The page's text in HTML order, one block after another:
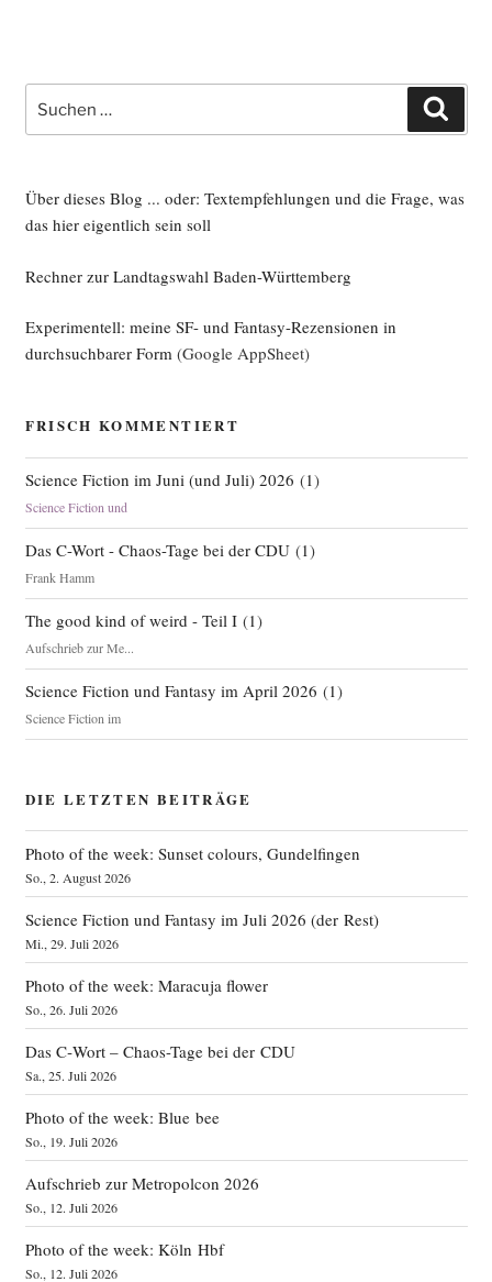
nach:
Über dieses Blog ... oder: Textempfehlungen und die Frage, was
das hier eigentlich sein soll
Rechner zur Landtagswahl Baden-Württemberg
Experimentell: meine SF- und Fantasy-Rezensionen in
durchsuchbarer Form(Google AppSheet)
FRISCH KOMMENTIERT
Science Fiction im Juni (und Juli) 2026 (1)
Science Fiction und
Das C-Wort - Chaos-Tage bei der CDU(1)
Frank Hamm
The good kind of weird - Teil I(1)
Aufschrieb zur Me...
Science Fiction und Fantasy im April 2026 (1)
Science Fiction im
DIE LETZTEN BEITRÄGE
Photo of the week: Sunset colours, Gundelfingen
So., 2. August 2026
Science Fiction und Fantasy im Juli 2026 (der Rest)
Mi., 29. Juli 2026
Photo of the week: Maracuja flower
So., 26. Juli 2026
Das C‑Wort – Chaos-Tage bei der CDU
Sa., 25. Juli 2026
Photo of the week: Blue bee
So., 19. Juli 2026
Aufschrieb zur Metropolcon 2026
So., 12. Juli 2026
Photo of the week: Köln Hbf
So., 12. Juli 2026